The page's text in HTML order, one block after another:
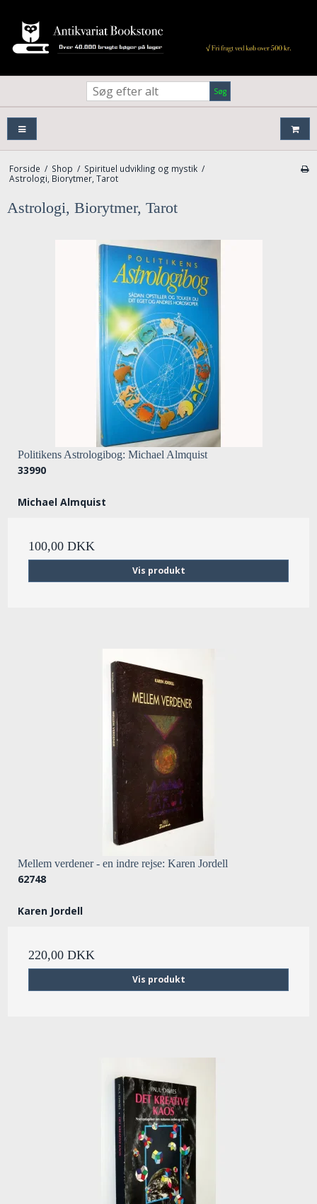
Søg
Forside / Shop / Spirituel udvikling og mystik /
Astrologi, Biorytmer, Tarot
Astrologi, Biorytmer, Tarot
Politikens Astrologibog: Michael Almquist
33990
Michael Almquist
100,00 DKK
Vis produkt
Mellem verdener - en indre rejse: Karen Jordell
62748
Karen Jordell
220,00 DKK
Vis produkt